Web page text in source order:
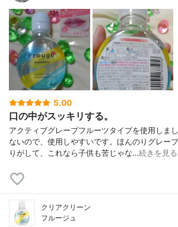
5.00
口の中がスッキリする。
アクティブグレープフルーツタイプを使用しま
ないので、使用しやすいです。ほんのりグレー
りがして、これなら子供も苦じゃな…続きを見る
クリアクリーン
フルージュ